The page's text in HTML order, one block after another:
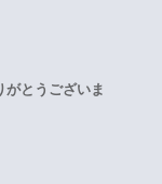
がとうございま